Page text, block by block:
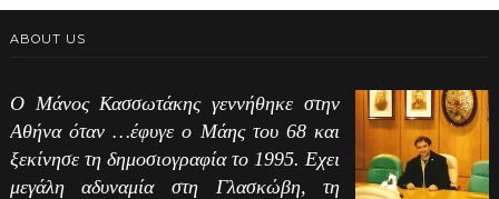
ABOUT US
Ο Μάνος Κασσωτάκης γεννήθηκε στην
Αθήνα όταν …έφυγε ο Μάης του 68 και
ξεκίνησε τη δημοσιογραφία το 1995. Εχει
μεγάλη αδυναμία στη Γλασκώβη, τη